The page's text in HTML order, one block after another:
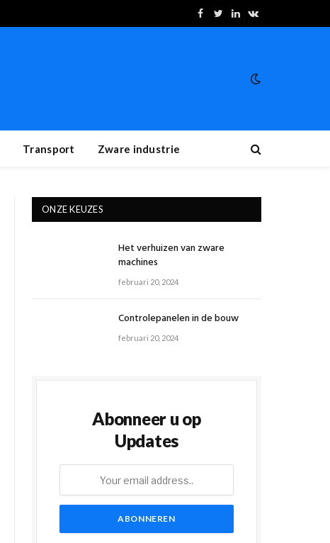
Facebook
TwitterLinkedInVKontakte
Transport Zware industrie
ONZE KEUZES
Het verhuizen van zware
machines
februari 20, 2024
Controlepanelen in de bouw
februari 20, 2024
Abonneer u op
Updates